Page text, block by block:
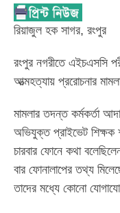
রিয়াজুল হক সাগর, রংপুর
রংপুর নগরীতে এইচএসসি
আত্মহত্যায় প্ররোচনার
মামলার তদন্ত কর্মকর্তা
অভিযুক্ত প্রাইভেট শিক্ষক
চারবার ফোনে কথা
বার ফোনালাপের তথ্য
তাদের মধ্যে কোনো